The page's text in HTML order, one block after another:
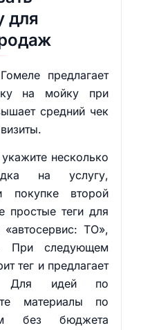
для
предлагает
на мойку при
средний чек
несколько
на услугу,
покупке второй
простые теги для
ТО»,
При следующем
тег и предлагает
Для идей по
материалы по
без бюджета